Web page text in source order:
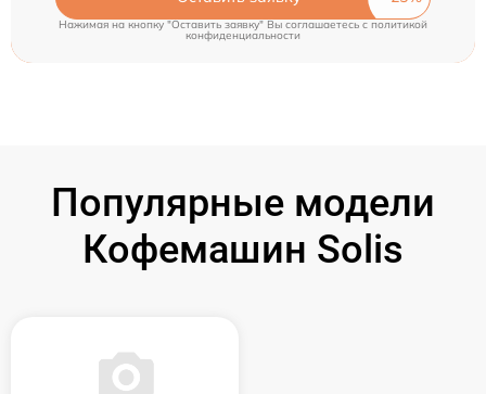
Нажимая на кнопку "Оставить заявку" Вы соглашаетесь cполитикой
конфиденциальности
Популярные модели
Кофемашин Solis